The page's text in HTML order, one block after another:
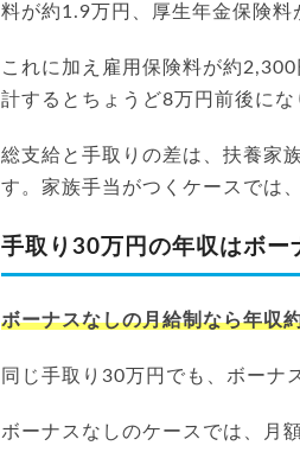
料が約1.9万円、厚生年金保険料
これに加え雇用保険料が約
計するとちょうど8万円前後にな
総支給と手取りの差は、扶養家
す。家族手当がつくケースでは
手取り30万円の年収はボ
ボーナスなしの月給制なら年収
同じ手取り30万円でも、ボーナ
ボーナスなしのケースでは、月